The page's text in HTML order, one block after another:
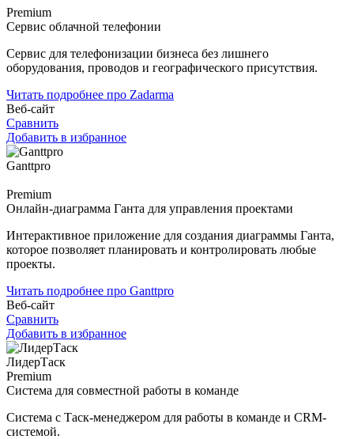
Premium
Сервис облачной телефонии
Сервис для телефонизации бизнеса без лишнего
оборудования, проводов и географического присутствия.
Читать подробнее про Zadarma
Веб-сайт
Сравнить
Добавить в избранное
Ganttpro
Premium
Онлайн-диаграмма Ганта для управления проектами
Интерактивное приложение для создания диаграммы Ганта,
которое позволяет планировать и контролировать любые
проекты.
Читать подробнее про Ganttpro
Веб-сайт
Сравнить
Добавить в избранное
ЛидерТаск
Premium
Система для совместной работы в команде
Система с Таск-менеджером для работы в команде и CRM-
системой.